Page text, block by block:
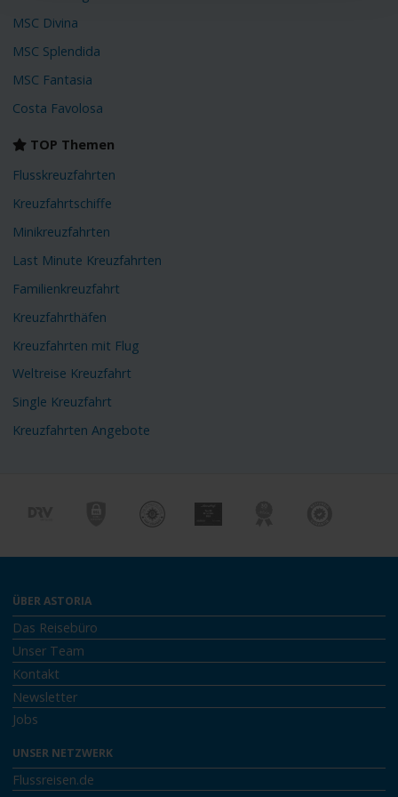
MSC Divina
MSC Splendida
MSC Fantasia
Costa Favolosa
TOP Themen
Flusskreuzfahrten
Kreuzfahrtschiffe
Minikreuzfahrten
Last Minute Kreuzfahrten
Familienkreuzfahrt
Kreuzfahrthäfen
Kreuzfahrten mit Flug
Weltreise Kreuzfahrt
Single Kreuzfahrt
Kreuzfahrten Angebote
ÜBER ASTORIA
Das Reisebüro
Unser Team
Kontakt
Newsletter
Jobs
UNSER NETZWERK
Flussreisen.de